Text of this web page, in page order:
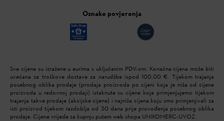
Oznake povjerenja
Sve cijene su izražene u eurima s uključenim PDV-om. Konačna cijena može biti
uvećana za troškove dostave za narudžbe ispod 100,00 €. Tijekom trajanja
posebnog oblika prodaje (prodaja proizvoda po cijeni koja je niža od cijene
proizvoda u redovnoj prodaji) istaknute su cijene koje primjenjujemo tijekom
trajanja takve prodaje (akcijske cijene) i najniža cijena koju smo primjenjivali za
isti proizvod tijekom razdoblja od 30 dana prije provođenja posebnog oblika
prodaje. Cijene vrijede za kupnju putem web shopa UNIKOMERC-UVOZ.